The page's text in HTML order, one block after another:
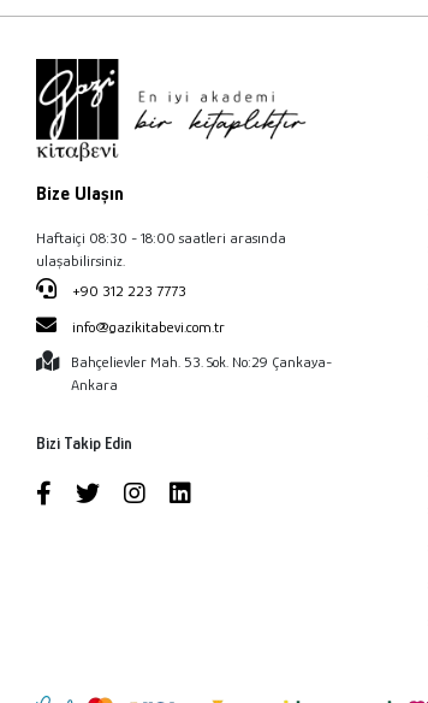
Bize Ulaşın
Haftaiçi 08:30 - 18:00 saatleri arasında
ulaşabilirsiniz.
+90 312 223 7773
info@gazikitabevi.com.tr
Bahçelievler Mah. 53. Sok. No:29 Çankaya-
Ankara
Bizi Takip Edin